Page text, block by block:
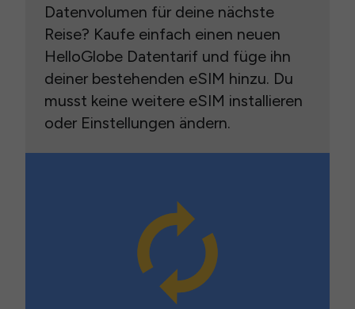
Datenvolumen für deine nächste
Reise? Kaufe einfach einen neuen
HelloGlobe Datentarif und füge ihn
deiner bestehenden eSIM hinzu. Du
musst keine weitere eSIM installieren
oder Einstellungen ändern.